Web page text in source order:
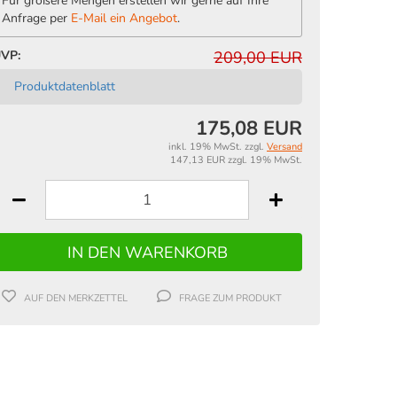
Anfrage per E-Mail ein Angebot.
209,00 EUR
Produktdatenblatt
175,08 EUR
inkl. 19% MwSt. zzgl. Versand
147,13 EUR zzgl. 19% MwSt.
AUF DEN MERKZETTEL FRAGE ZUM PRODUKT